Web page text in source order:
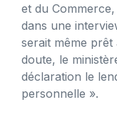
et du
dans une
serait même
doute, le
déclaration le
personnelle ».